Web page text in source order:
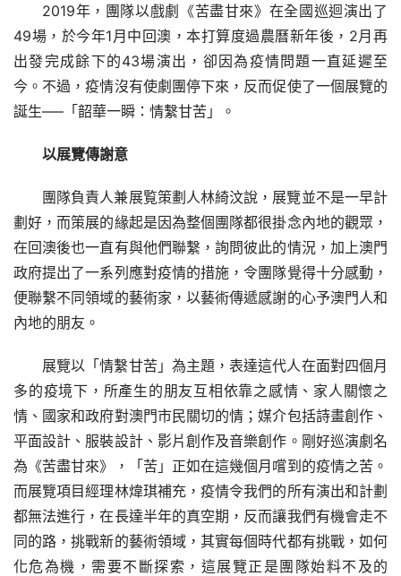
2019年，團隊以戲劇《苦盡甘來》在全國巡迴演出了
49場，於今年1月中回澳，本打算度過農曆新年後，2月再
出發完成餘下的43場演出，卻因為疫情問題一直延遲至
今。不過，疫情沒有使劇團停下來，反而促使了一個展覽的
誕生—–「韶華一瞬：情繫甘苦」。
以展覽傳謝意
團隊負責人兼展覧策劃人林綺汶說，展覽並不是一早計
劃好，而策展的緣起是因為整個團隊都很掛念內地的觀眾，
在回澳後也一直有與他們聯繫，詢問彼此的情況，加上澳門
政府提出了一系列應對疫情的措施，令團隊覺得十分感動，
便聯繫不同領域的藝術家，以藝術傳遞感謝的心予澳門人和
內地的朋友。
展覽以「情繫甘苦」為主題，表達這代人在面對四個月
多的疫境下，所產生的朋友互相依靠之感情、家人關懷之
情、國家和政府對澳門市民關切的情；媒介包括詩畫創作、
平面設計、服裝設計、影片創作及音樂創作。剛好巡演劇名
為《苦盡甘來》，「苦」正如在這幾個月嚐到的疫情之苦。
而展覽項目經理林煒琪補充，疫情令我們的所有演出和計劃
都無法進行，在長達半年的真空期，反而讓我們有機會走不
同的路，挑戰新的藝術領域，其實每個時代都有挑戰，如何
化危為機，需要不斷探索，這展覽正是團隊始料不及的